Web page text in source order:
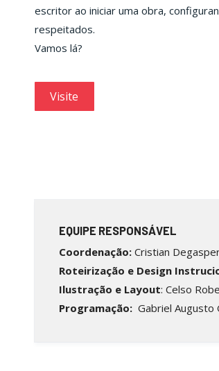
escritor ao iniciar uma obra,
respeitados.
Vamos lá?
Visite
EQUIPE RESPONSÁVEL
Coordenação:Cristian
Roteirização e Design
Ilustração e Layout: Celso
Programação:Gabriel Augusto